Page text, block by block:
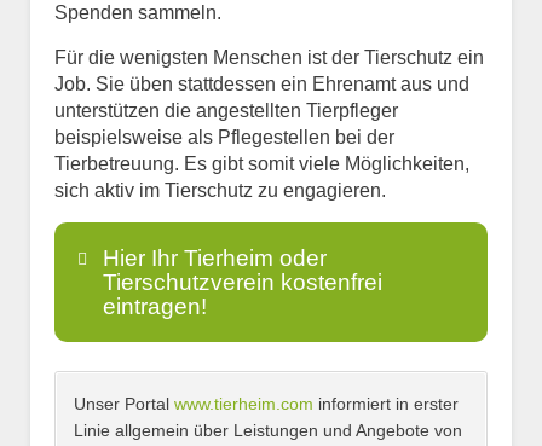
Spenden sammeln.
Für die wenigsten Menschen ist der Tierschutz ein
Job. Sie üben stattdessen ein Ehrenamt aus und
unterstützen die angestellten Tierpfleger
beispielsweise als Pflegestellen bei der
Tierbetreuung. Es gibt somit viele Möglichkeiten,
sich aktiv im Tierschutz zu engagieren.
Hier Ihr Tierheim oder
Tierschutzverein kostenfrei
eintragen!
Name*
Unser Portal www.tierheim.com informiert in erster
Linie allgemein über Leistungen und Angebote von